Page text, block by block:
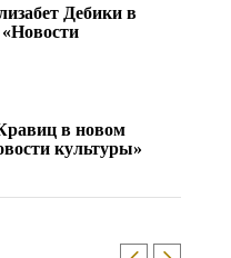
Дебики в
в новом
культуры»